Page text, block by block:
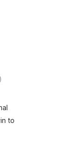
vērtējumu
kopsumma
)
to